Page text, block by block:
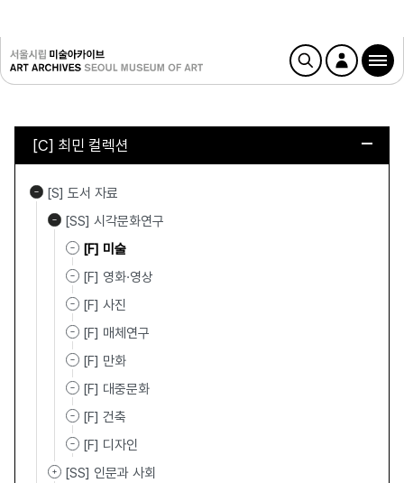
[C] 최민 컬렉션
[S] 도서 자료
[SS] 시각문화연구
[F] 미술
[F] 영화·영상
[F] 사진
[F] 매체연구
[F] 만화
[F] 대중문화
[F] 건축
[F] 디자인
[SS] 인문과 사회